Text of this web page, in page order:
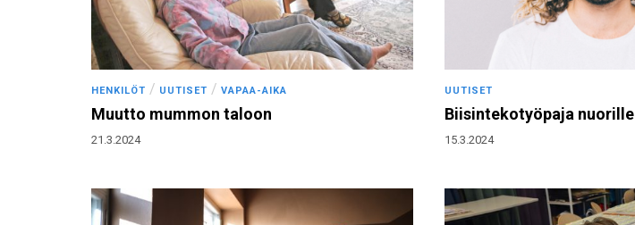
HENKILÖT / UUTISET / VAPAA-AIKA
Muutto mummon taloon
21.3.2024
UUTISET
Biisintekotyöpaja nuorille
15.3.2024